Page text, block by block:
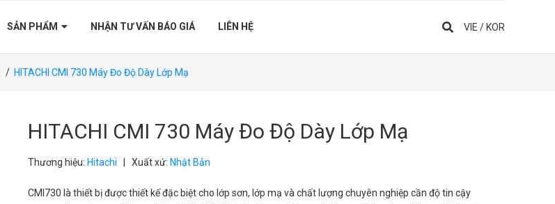
SẢN PHẨM NHẬN TƯ VẤN BÁO GIÁ LIÊN HỆ VIE /KOR
/ HITACHI CMI 730 Máy Đo Độ Dày Lớp Mạ
HITACHI CMI 730 Máy Đo Độ Dày Lớp Mạ
Thương hiệu: Hitachi Xuất xứ: Nhật Bản
CMI730 là thiết bị được thiết kế đặc biệt cho lớp sơn, lớp mạ và chất lượng chuyên nghiệp cần độ tin cậy